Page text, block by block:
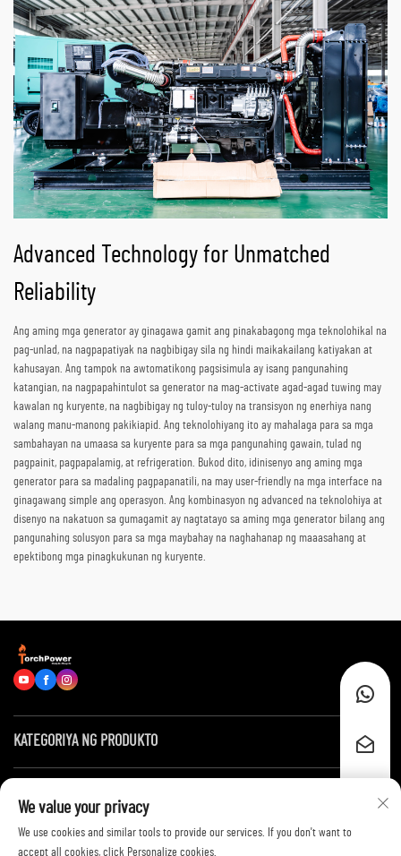
Advanced Technology for Unmatched
Reliability
Ang aming mga generator ay ginagawa gamit ang pinakabagong mga teknolohikal na
pag-unlad, na nagpapatiyak na nagbibigay sila ng hindi maikakailang katiyakan at
kahusayan. Ang tampok na awtomatikong pagsisimula ay isang pangunahing
katangian, na nagpapahintulot sa generator na mag-activate agad-agad tuwing may
kawalan ng kuryente, na nagbibigay ng tuloy-tuloy na transisyon ng enerhiya nang
walang manu-manong pakikiapid. Ang teknolohiyang ito ay mahalaga para sa mga
sambahayan na umaasa sa kuryente para sa mga pangunahing gawain, tulad ng
pagpainit, pagpapalamig, at refrigeration. Bukod dito, idinisenyo ang aming mga
generator para sa madaling pagpapanatili, na may user-friendly na mga interface na
ginagawang simple ang operasyon. Ang kombinasyon ng advanced na teknolohiya at
disenyo na nakatuon sa gumagamit ay nagtatayo sa aming mga generator bilang ang
pangunahing solusyon para sa mga maybahay na naghahanap ng maaasahang at
epektibong mga pinagkukunan ng kuryente.
KATEGORIYA NG PRODUKTO
Makipag-ugnayan sa Amin
We value your privacy
We use cookies and similar tools to provide our services. If you don't want to
accept all cookies, click Personalize cookies.